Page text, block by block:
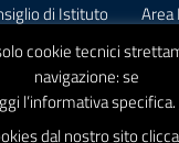
di Istituto Area
2026 Istituto
cookie tecnici
navigazione: se
l’informativa specifica.
dal nostro sito